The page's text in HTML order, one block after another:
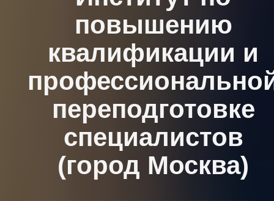
повышению
квалификации и
переподготовке
специалистов
(город Москва)